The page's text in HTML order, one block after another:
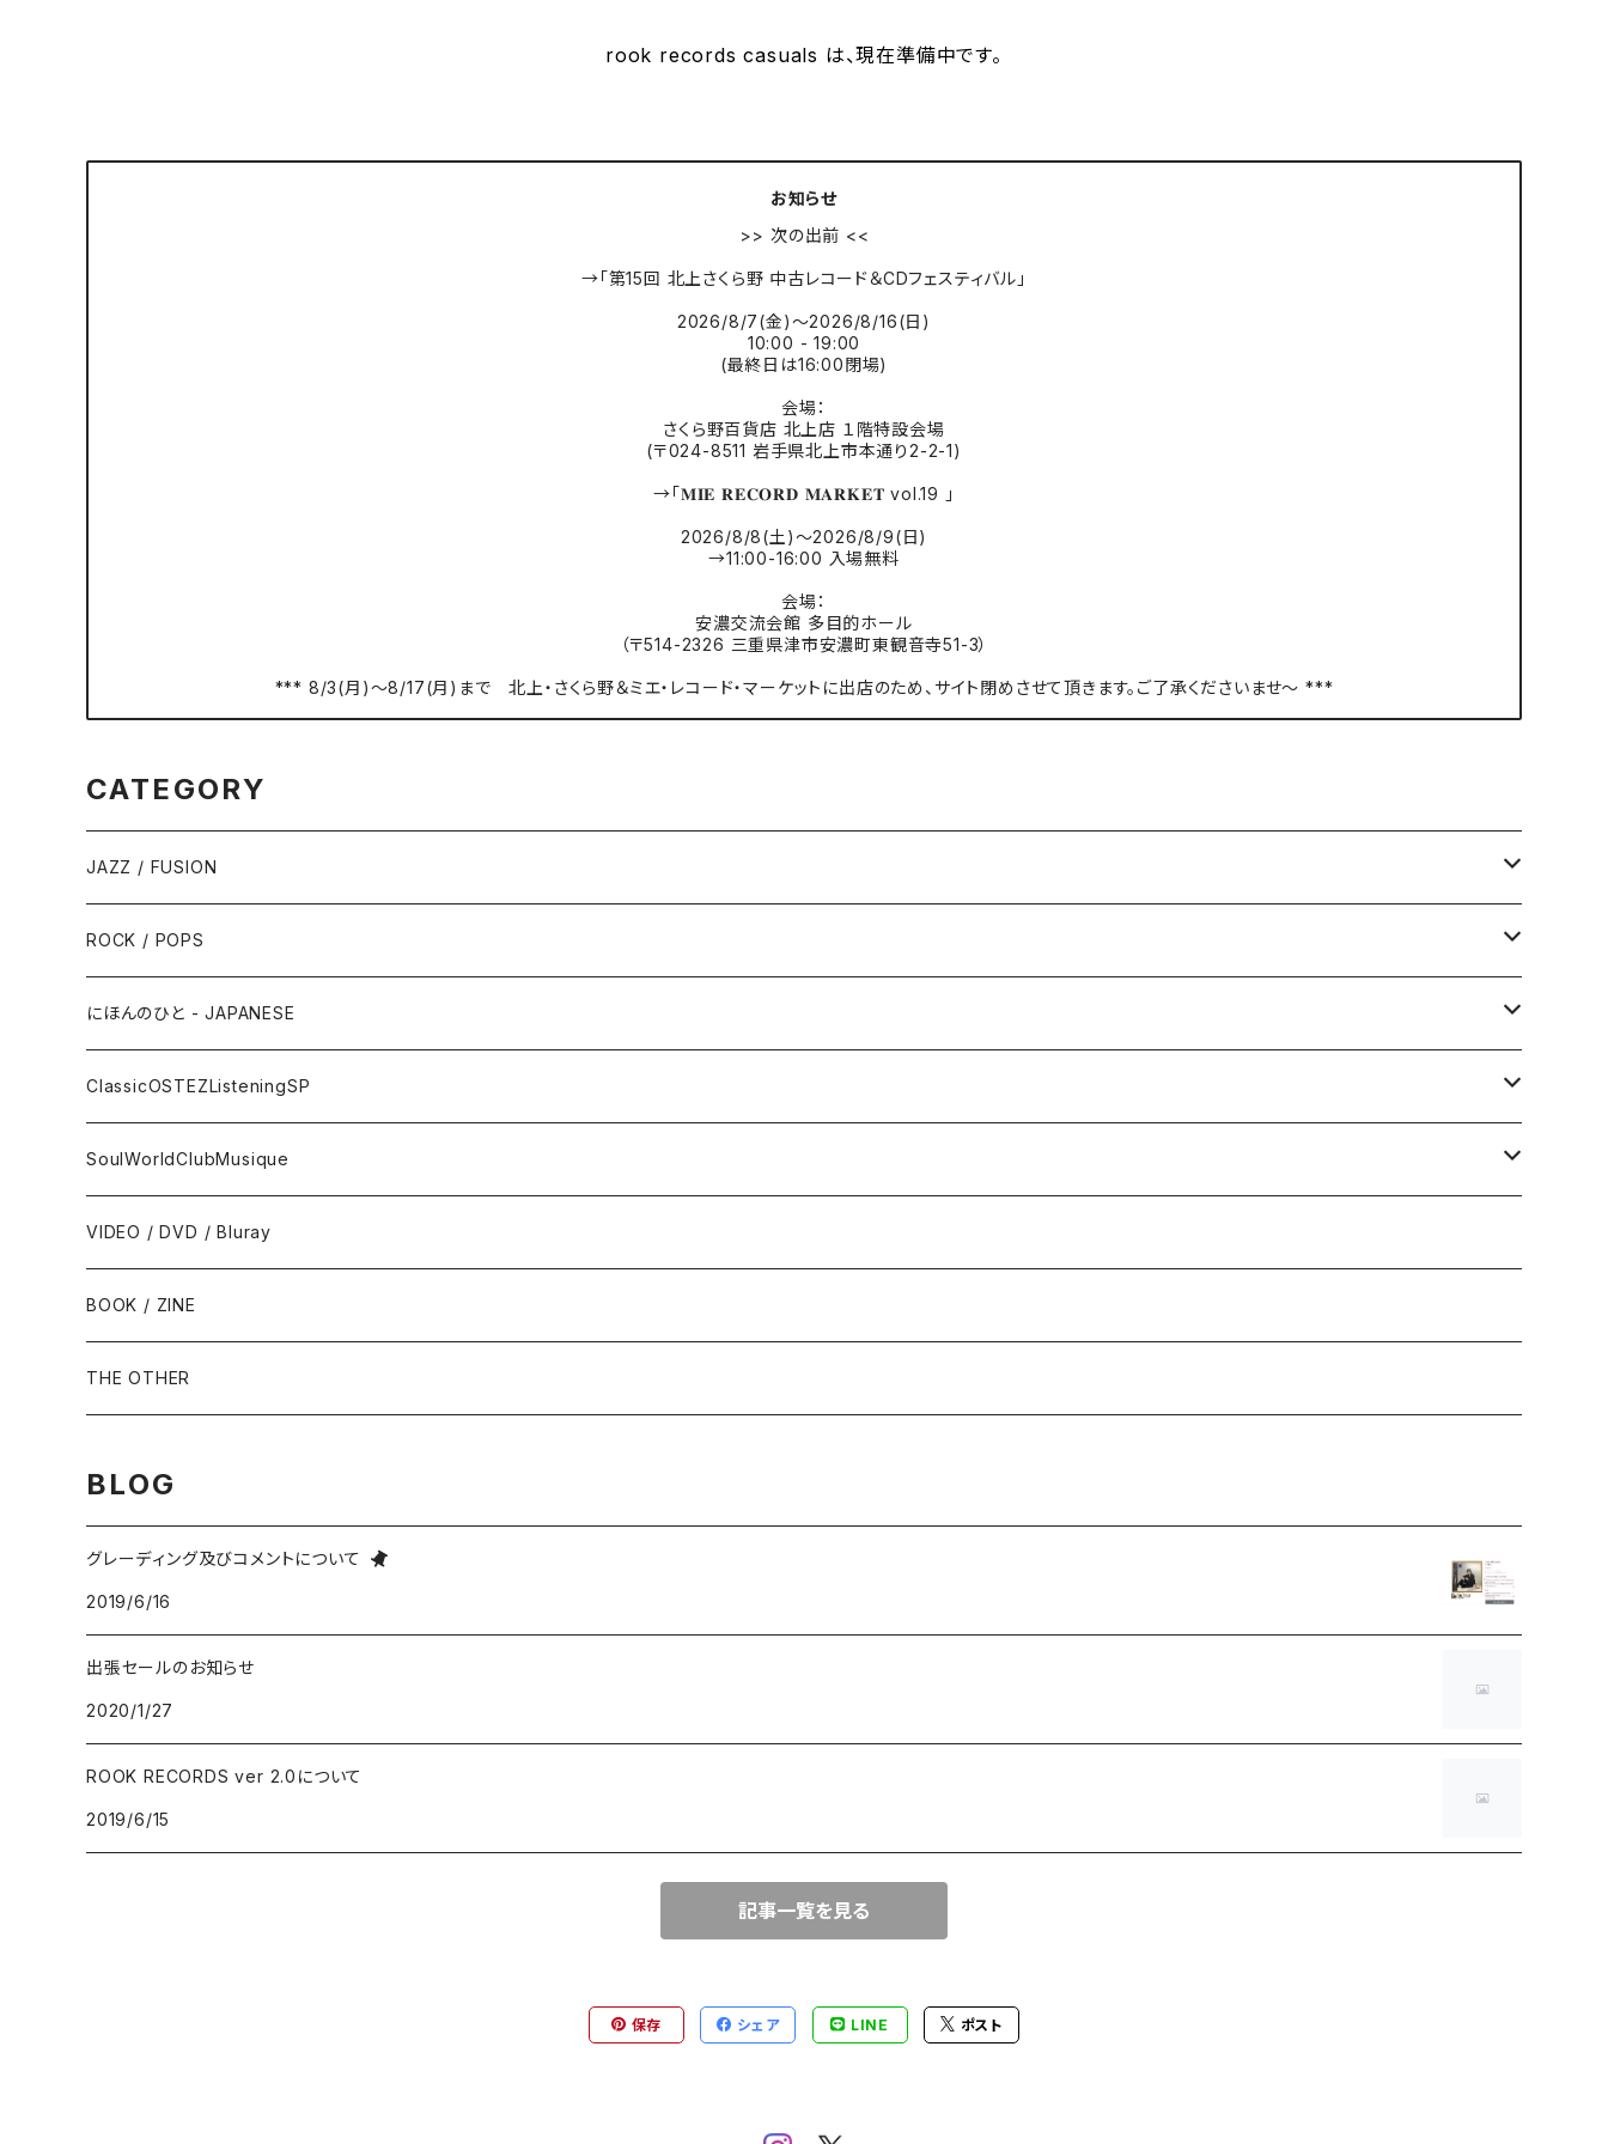
rook records casuals は、現在準備中です。
お知らせ
>> 次の出前 <<
→「第15回 北上さくら野 中古レコード＆CDフェスティバル」
2026/8/7(金)〜2026/8/16(日)
10:00 - 19:00
(最終日は16:00閉場)
会場：
さくら野百貨店 北上店 １階特設会場
(〒024-8511 岩手県北上市本通り2-2-1)
→「𝐌𝐈𝐄 𝐑𝐄𝐂𝐎𝐑𝐃 𝐌𝐀𝐑𝐊𝐄𝐓 vol.19 」
2026/8/8(土)〜2026/8/9(日)
→11:00-16:00 入場無料
会場：
安濃交流会館 多目的ホール
（〒514-2326 三重県津市安濃町東観音寺51-3）
*** 8/3(月)〜8/17(月)まで 北上・さくら野＆ミエ・レコード・マーケットに出店のため、サイト閉めさせて頂きます。ご了承くださいませ〜 ***
CATEGORY
JAZZ / FUSION
ピアノ - Piano
サックス - Saxophone
トランペット - Trumpet
トロンボーン - Trombone
フルート/クラリネット - Flute / Clarinet
ヴァイヴ/オルガン - Vibraphone/organ
ギター・ベース・ドラム - g / b / ds
Accordion / Bandoneon
group / session
BLUE NOTE
にほんのJAZZ
big band / trad / swing
ROCK / POPS
50s-60s POPULAR VOCAL / OLDIES
SURF / INSTRO
FOLK / SSW
COUNTRY / BLUEGRASS
HILLBILLY / ROCKABILLY / R&R
70s-moderns POPS
NEO ROCKABILLY / PSYCHOBILLY
PROGRESSIVE ROCK / PSYCHEDELIA
GARAGE PUNK / TRASH PUNK
POWER POP / NEO MOD / PUB ROCK
PUNK ROCK
にほんのひと - JAPANESE
グループサウンズ - GS
にほんのポップス
アイドル
ニューミュージック / にほんのフォーク
にほんのロック
にほんのハードロック・ヘヴィメタル
歌謡曲
演歌 / 懐メロ
民謡・音頭・俗謡
落語・浪曲・芸能
ClassicOSTEZListeningSP
CLASSIC
サウンド・トラック/映画音楽 - SOUNDTRACKS
にほんのテレビ主題歌・テーマ
COMEDY / SPOKEN WORD / READING
NOVELTY / SABPM
現代音楽Contemporary / PostModern
AVANT / EXPERIMENTAL / NOISE
NEW AGE / HEALING
SP
SoulWorldClubMusique
SOUL / FUNK
BLUES
GOSPEL / CCM
ROOTS REGGAE / DUB
FOLKLORE - フォルクローレ
HAWAIIAN
LATIN / BRASIL / BOSSA NOVA
AFRO / CUBAN
VIDEO / DVD / Bluray
BOOK / ZINE
THE OTHER
BLOG
グレーディング及びコメントについて
2019/6/16
出張セールのお知らせ
2020/1/27
ROOK RECORDS ver 2.0について
2019/6/15
記事一覧を見る
保存 シェア LINE ポスト